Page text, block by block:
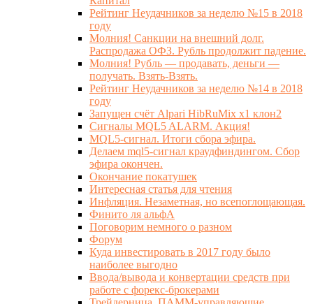
Рейтинг Неудачников за неделю №15 в 2018
году
Молния! Санкции на внешний долг.
Распродажа ОФЗ. Рубль продолжит падение.
Молния! Рубль — продавать, деньги —
получать. Взять-Взять.
Рейтинг Неудачников за неделю №14 в 2018
году
Запущен счёт Alpari HibRuMix x1 клон2
Сигналы MQL5 ALARM. Акция!
MQL5-сигнал. Итоги сбора эфира.
Делаем mql5-сигнал краудфиндингом. Сбор
эфира окончен.
Окончание покатушек
Интересная статья для чтения
Инфляция. Незаметная, но всепоглощающая.
Финито ля альфА
Поговорим немного о разном
Форум
Куда инвестировать в 2017 году было
наиболее выгодно
Ввода/вывода и конвертации средств при
работе с форекс-брокерами